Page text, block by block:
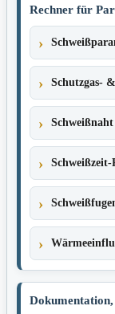
Rechner für
Schutzgas-
Schweißzeit-